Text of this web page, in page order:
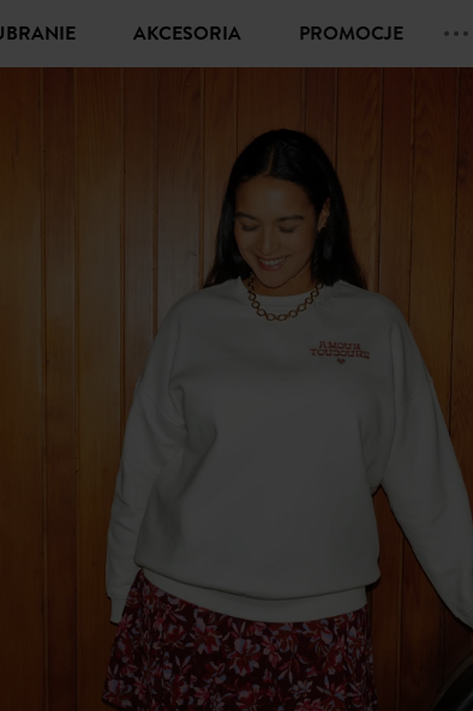
UBRANIE AKCESORIA PROMOCJE